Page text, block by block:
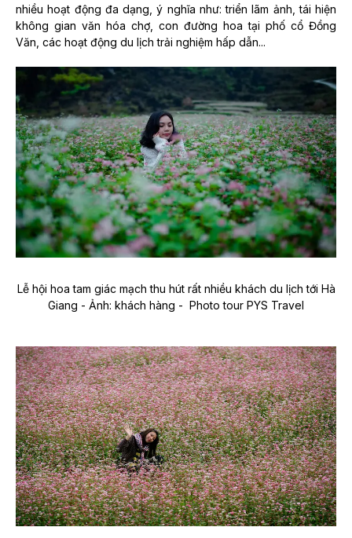
nhiều hoạt động đa dạng, ý nghĩa như:triển lãm ảnh, tái hiện
không gian văn hóa chợ, con đường hoa tại phố cổ Đồng
Văn, các hoạt động du lịch trải nghiệm hấp dẫn...
Lễ hội hoa tam giác mạch thu hút rất nhiều khách du lịch tới Hà
Giang - Ảnh: khách hàng - Photo tour PYS Travel